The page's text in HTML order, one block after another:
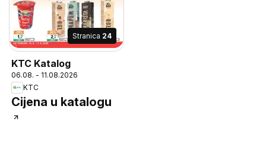
Stranica 24
KTC Katalog
06.08. - 11.08.2026
KTC
Cijena u katalogu